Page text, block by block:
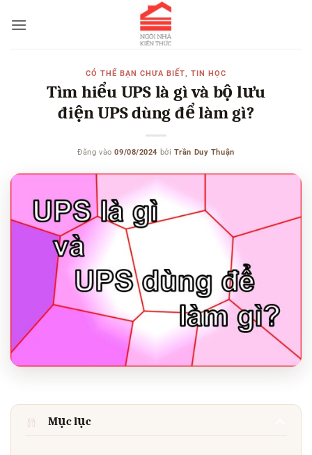
qua
CÓ THỂ BẠN CHƯA BIẾT, TIN HỌC
Tìm hiểu UPS là gì và bộ lưu
điện UPS dùng để làm gì?
Đăng vào09/08/2024 bởi Trần Duy Thuận
Mục lục